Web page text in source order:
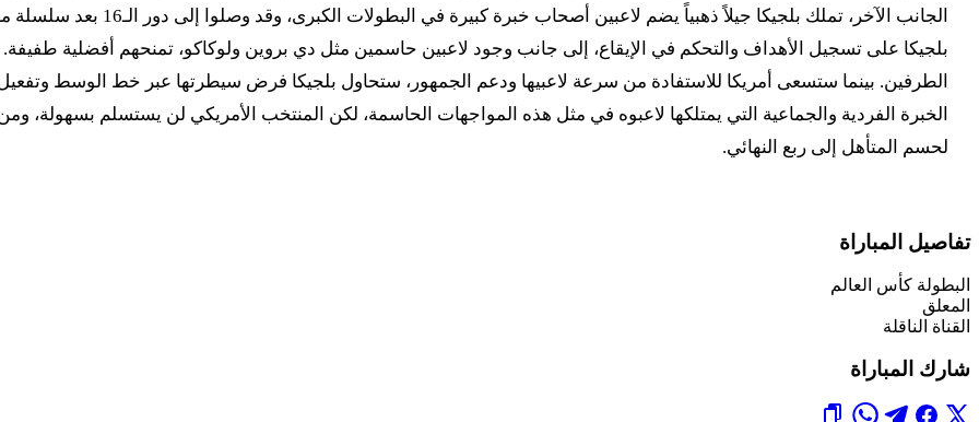
الجانب الآخر، تملك بلجيكا
بلجيكا على تسجيل الأهداف والتحكم في الإيقاع، إلى جانب وجود لاعبين حاسمين مثل دي بروين ولوكاكو، تمنحهم أفضلية طفيفة.
الطرفين. بينما ستسعى أمريكا للاستفادة من سرعة لاعبيها ودعم الجمهور، ستحاول بلجيكا فرض سيطرتها عبر خط الوسط
الخبرة الفردية والجماعية التي يمتلكها لاعبوه في مثل هذه المواجهات الحاسمة، لكن المنتخب الأمريكي لن يستسلم بسهولة،
لحسم المتأهل إلى ربع النهائي.
تفاصيل المباراة
البطولة كأس العالم
المعلق
القناة الناقلة
شارك المباراة